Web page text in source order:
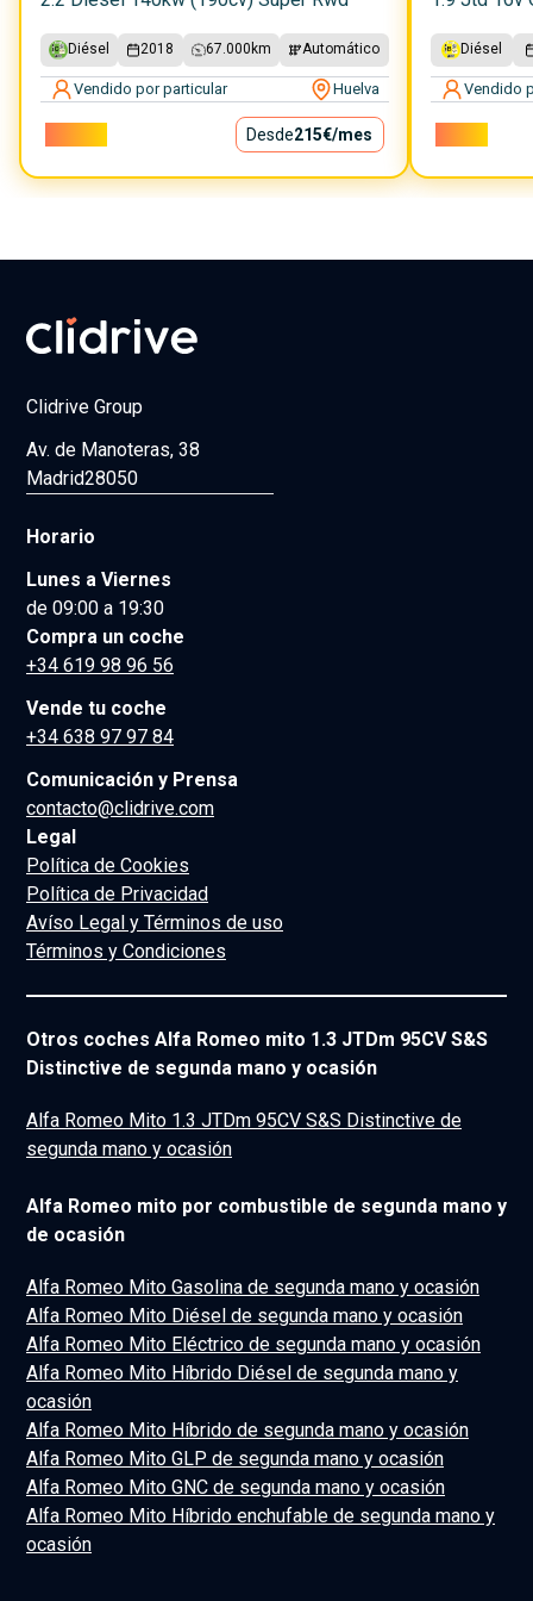
Diésel 2018 67.000 km Automático
Vendido por particular Huelva
Desde215€/mes
Diésel
Vendido
Clidrive Group
Av. de Manoteras, 38
Madrid28050
Horario
Lunes a Viernes
de 09:00 a 19:30
Compra un coche
+34 619 98 96 56
Vende tu coche
+34 638 97 97 84
Comunicación y Prensa
contacto@clidrive.com
Legal
Política de Cookies
Política de Privacidad
Avíso Legal y Términos de uso
Términos y Condiciones
Otros coches Alfa Romeo mito 1.3 JTDm 95CV S&S
Distinctive de segunda mano y ocasión
Alfa Romeo Mito 1.3 JTDm 95CV S&S Distinctive de
segunda mano y ocasión
Alfa Romeo mito por combustible de segunda mano y
de ocasión
Alfa Romeo Mito Gasolina de segunda mano y ocasión
Alfa Romeo Mito Diésel de segunda mano y ocasión
Alfa Romeo Mito Eléctrico de segunda mano y ocasión
Alfa Romeo Mito Híbrido Diésel de segunda mano y
ocasión
Alfa Romeo Mito Híbrido de segunda mano y ocasión
Alfa Romeo Mito GLP de segunda mano y ocasión
Alfa Romeo Mito GNC de segunda mano y ocasión
Alfa Romeo Mito Híbrido enchufable de segunda mano y
ocasión